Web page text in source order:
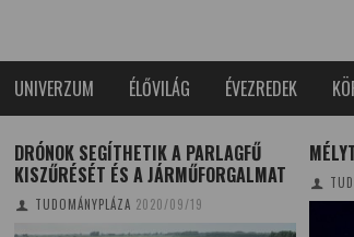
UNIVERZUM ÉLŐVILÁG ÉVEZREDEK
DRÓNOK SEGÍTHETIK A PARLAGFŰ
KISZŰRÉSÉT ÉS A JÁRMŰFORGALMAT
TUDOMÁNYPLÁZA 2020/09/19